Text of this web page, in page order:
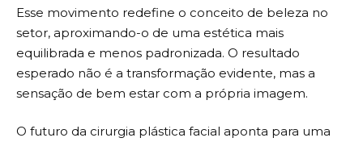
Esse movimento redefine o conceito de beleza no
setor, aproximando-o de uma estética mais
equilibrada e menos padronizada. O resultado
esperado não é a transformação evidente, mas a
sensação de bem estar com a própria imagem.
O futuro da cirurgia plástica facial aponta para uma